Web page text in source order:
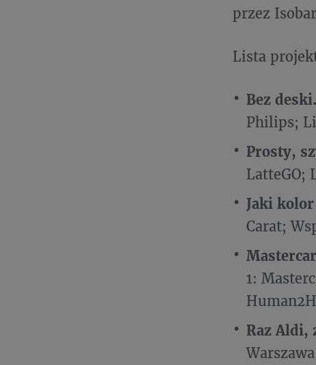
przez
Lista
Bez
Philips;
Prosty,
LatteGO;
Jaki
Carat;
1:
Raz Aldi,